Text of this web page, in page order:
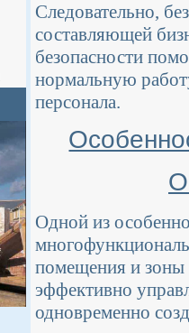
Следовательно,
составляющей
безопасности
нормальную
персонала.
Одной из
помещения и зоны
эффективно
одновременно